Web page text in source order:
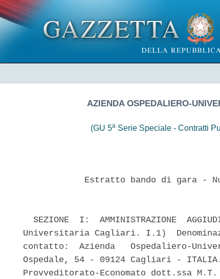
AZIENDA OSPEDALIERO-
(GU 5a Serie Speciale - Contratti
Estratto bando di gara -
SEZIONE  I:  AMMINISTRAZIONE
Universitaria Cagliari. I.1)
contatto:  Azienda   Ospedaliero-
Ospedale, 54 - 09124 Cagliari -
Provveditorato-Economato dott.ssa